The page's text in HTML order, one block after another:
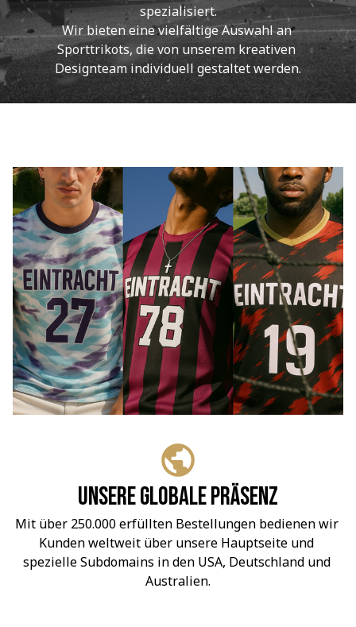
spezialisiert.
Wir bieten eine vielfältige Auswahl an
Sporttrikots, die von unserem kreativen
Designteam individuell gestaltet werden.
Unsere globale Präsenz
Mit über 250.000 erfüllten Bestellungen bedienen wir
Kunden weltweit über unsere Hauptseite und
spezielle Subdomains in den USA, Deutschland und
Australien.